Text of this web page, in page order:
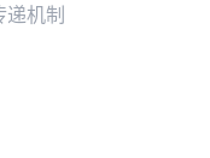
机制